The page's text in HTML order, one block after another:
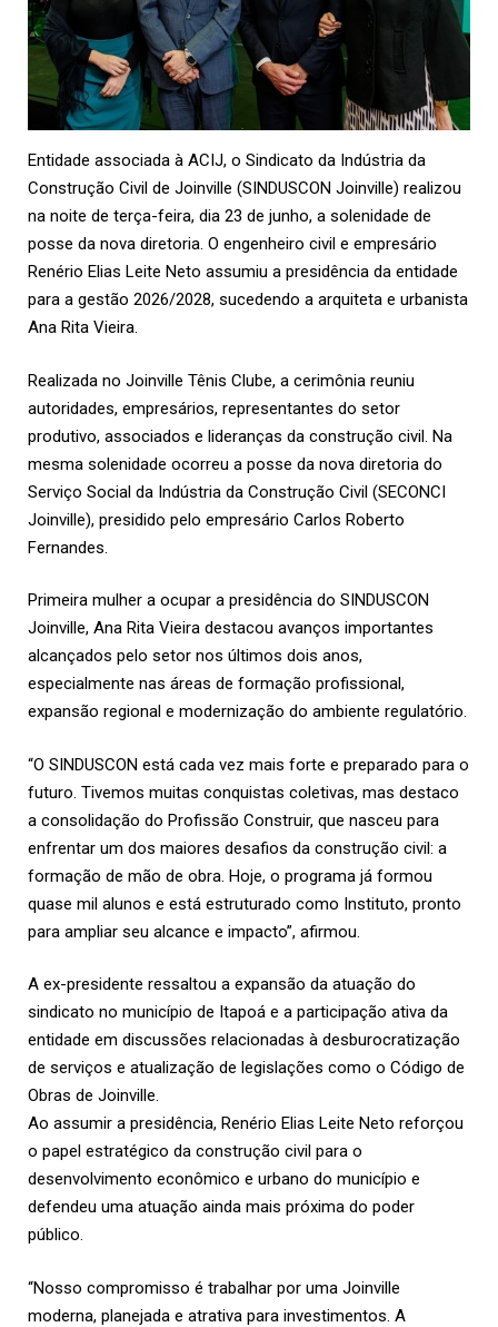
Entidade associada à ACIJ, o Sindicato da Indústria da
Construção Civil de Joinville (SINDUSCON Joinville) realizou
na noite de terça-feira, dia 23 de junho, a solenidade de
posse da nova diretoria. O engenheiro civil e empresário
Renério Elias Leite Neto assumiu a presidência da entidade
para a gestão 2026/2028, sucedendo a arquiteta e urbanista
Ana Rita Vieira.
Realizada no Joinville Tênis Clube, a cerimônia reuniu
autoridades, empresários, representantes do setor
produtivo, associados e lideranças da construção civil. Na
mesma solenidade ocorreu a posse da nova diretoria do
Serviço Social da Indústria da Construção Civil (SECONCI
Joinville), presidido pelo empresário Carlos Roberto
Fernandes.
Primeira mulher a ocupar a presidência do SINDUSCON
Joinville, Ana Rita Vieira destacou avanços importantes
alcançados pelo setor nos últimos dois anos,
especialmente nas áreas de formação profissional,
expansão regional e modernização do ambiente regulatório.
“O SINDUSCON está cada vez mais forte e preparado para o
futuro. Tivemos muitas conquistas coletivas, mas destaco
a consolidação do Profissão Construir, que nasceu para
enfrentar um dos maiores desafios da construção civil: a
formação de mão de obra. Hoje, o programa já formou
quase mil alunos e está estruturado como Instituto, pronto
para ampliar seu alcance e impacto”, afirmou.
A ex-presidente ressaltou a expansão da atuação do
sindicato no município de Itapoá e a participação ativa da
entidade em discussões relacionadas à desburocratização
de serviços e atualização de legislações como o Código de
Obras de Joinville.
Ao assumir a presidência, Renério Elias Leite Neto reforçou
o papel estratégico da construção civil para o
desenvolvimento econômico e urbano do município e
defendeu uma atuação ainda mais próxima do poder
público.
“Nosso compromisso é trabalhar por uma Joinville
moderna, planejada e atrativa para investimentos. A